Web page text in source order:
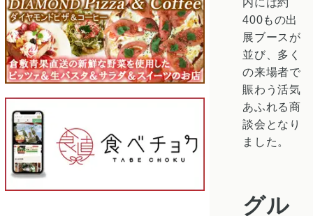
400もの出
展ブースが
並び、多く
の来場者で
賑わう活気
あふれる商
談会となり
ました。
グル